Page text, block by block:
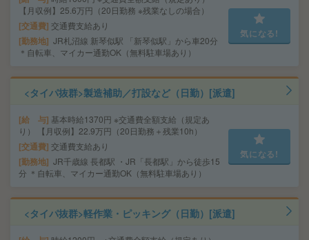
【月収例】25.6万円（20日勤務 ※残業なしの場合）
交通費 交通費支給あり
勤務地 JR札沼線 新琴似駅 「新琴似駅」から車20分
＊自転車、マイカー通勤OK（無料駐車場あり）
気になる!
<タイパ抜群>製造補助／打設など（日勤）[派遣]
給 与 基本時給1370円 ※交通費全額支給（規定あ
り） 【月収例】22.9万円（20日勤務＋残業10h）
交通費 交通費支給あり
勤務地 JR千歳線 長都駅 ・JR「長都駅」から徒歩15
分 ＊自転車、マイカー通勤OK（無料駐車場あり）
気になる!
<タイパ抜群>軽作業・ピッキング（日勤）[派遣]